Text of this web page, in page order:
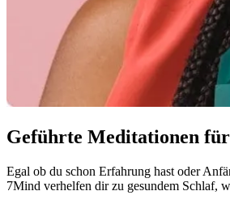
Geführte Meditationen
Egal ob du schon Erfahrung hast oder
7Mind verhelfen dir zu gesundem Schlaf,